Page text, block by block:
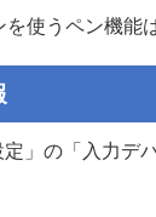
使うペン機能
定」の「入力